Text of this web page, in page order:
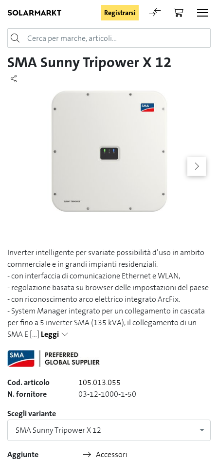
Registrarsi
Login
Rimani registrato
Registrarsi
Richiesta di registrazione per login
SMA Sunny Tripower X 12
Inverter intelligente per svariate possibilità d’uso in ambito
commerciale e in grandi impianti residenziali.
- con interfaccia di comunicazione Ethernet e WLAN,
- regolazione basata su browser delle impostazioni del paese
- con riconoscimento arco elettrico integrato ArcFix.
- System Manager integrato per un collegamento in cascata
per fino a 5 inverter SMA (135 kVA), il collegamento di un
SMA E [...] Leggi
Cod. articolo
105.013.055
N. fornitore
03-12-1000-1-50
Scegli variante
SMA Sunny Tripower X 12
Aggiunte
Accessori